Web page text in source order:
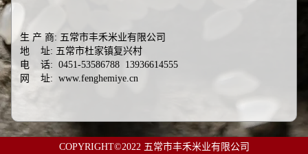
生 产 商: 五常市丰禾米业有限公司
地 址: 五常市杜家镇复兴村
电 话: 0451-53586788 13936614555
网 址: www.fenghemiye.cn
COPYRIGHT©2022 五常市丰禾米业有限公司